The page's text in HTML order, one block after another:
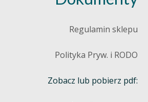
Regulamin sklepu
Polityka Pryw. i RODO
Zobacz lub pobierz pdf: